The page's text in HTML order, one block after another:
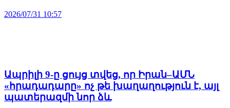
2026/07/31 10:57
Ապրիլի 9-ը ցույց տվեց, որ Իրան–ԱՄՆ
«հրադադարը» ոչ թե խաղաղություն է, այլ
պատերազմի նոր ձև